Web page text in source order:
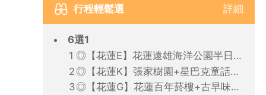
行程輕鬆選 詳細
6選1
◎【花蓮E】花蓮遠雄海洋公園半日遊(車站/飯店出發．午餐自理．2人成行)
◎【花蓮K】張家樹園+星巴克童話屋+兆豐農場一日遊(飯店出發．含午餐．2人成行)需補價差300元
◎【花蓮G】花蓮百年菸樓+古早味DIY+雲山水夢幻湖一日遊(飯店出發．含午餐．2人成行)需補價差600元